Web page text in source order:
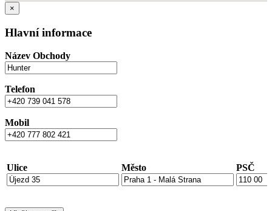
×
Hlavní informace
Název Obchody
Telefon
Mobil
Ulice Město PSČ